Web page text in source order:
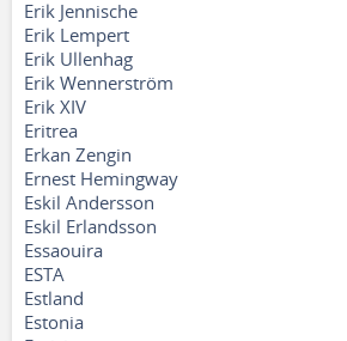
Erik Jennische
Erik Lempert
Erik Ullenhag
Erik Wennerström
Erik XIV
Eritrea
Erkan Zengin
Ernest Hemingway
Eskil Andersson
Eskil Erlandsson
Essaouira
ESTA
Estland
Estonia